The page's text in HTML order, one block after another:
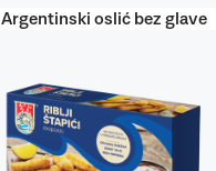
Argentinski oslić bez glave